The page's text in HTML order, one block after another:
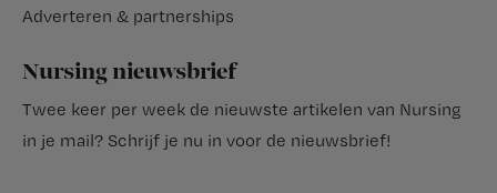
Adverteren & partnerships
Nursing nieuwsbrief
Twee keer per week de nieuwste artikelen van Nursing
in je mail? Schrijf je nu in voor de nieuwsbrief!